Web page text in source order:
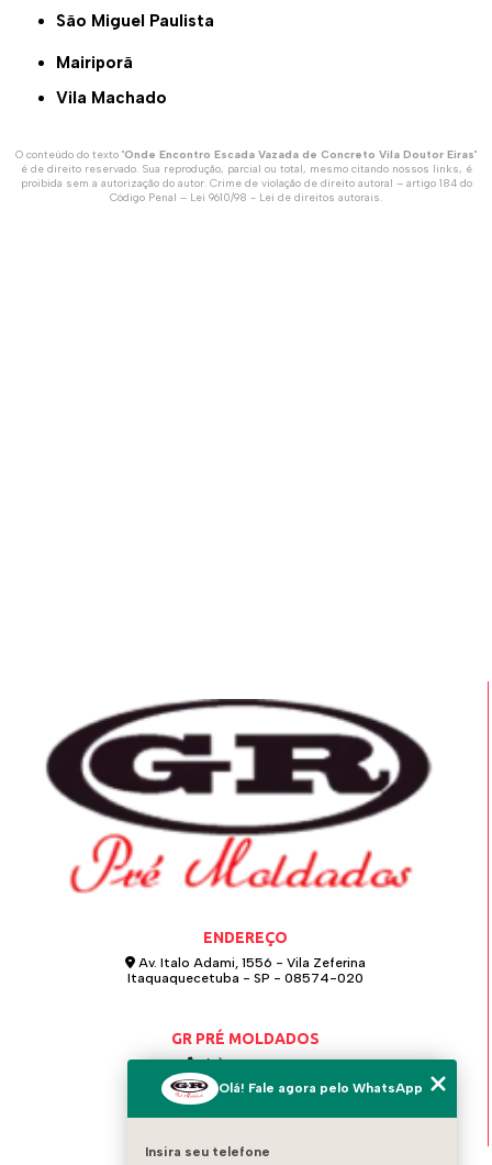
São Miguel Paulista
Mairiporã
Vila Machado
O conteúdo do texto "Onde Encontro Escada Vazada de Concreto Vila Doutor Eiras"
é de direito reservado. Sua reprodução, parcial ou total, mesmo citando nossos links, é
proibida sem a autorização do autor. Crime de violação de direito autoral – artigo 184 do
Código Penal – Lei 9610/98 - Lei de direitos autorais.
ENDEREÇO
Av. Italo Adami, 1556 - Vila Zeferina
Itaquaquecetuba - SP - 08574-020
GR PRÉ MOLDADOS
(11) 4642-0021
(11) 97124-6115
Olá! Fale agora pelo WhatsApp
Insira seu telefone